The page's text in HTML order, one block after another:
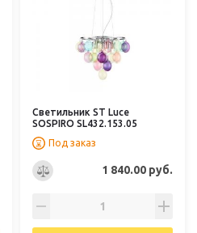
Светильник ST Luce
SOSPIRO SL432.153.05
Под заказ
1 840.00 руб.